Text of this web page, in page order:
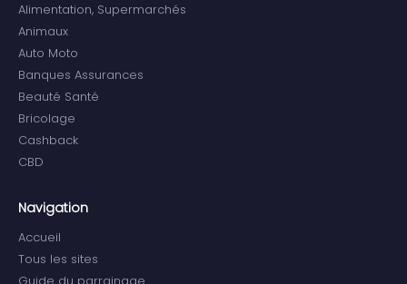
Alimentation, Supermarchés
Animaux
Auto Moto
Banques Assurances
Beauté Santé
Bricolage
Cashback
CBD
Navigation
Accueil
Tous les sites